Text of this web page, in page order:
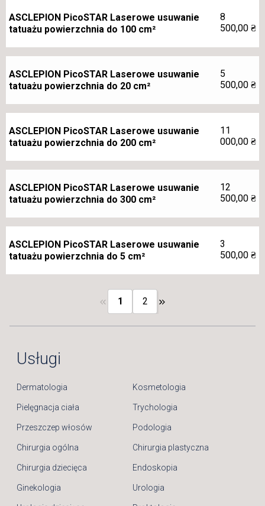
ASCLEPION PicoSTAR Laserowe usuwanie
tatuażu powierzchnia do 100 cm²
8
500,00 ₴
ASCLEPION PicoSTAR Laserowe usuwanie
tatuażu powierzchnia do 20 cm²
5
500,00 ₴
ASCLEPION PicoSTAR Laserowe usuwanie
tatuażu powierzchnia do 200 cm²
11
000,00 ₴
ASCLEPION PicoSTAR Laserowe usuwanie
tatuażu powierzchnia do 300 cm²
12
500,00 ₴
ASCLEPION PicoSTAR Laserowe usuwanie
tatuażu powierzchnia do 5 cm²
3
500,00 ₴
1 2
Usługi
Dermatologia Kosmetologia
Pielęgnacja ciała Trychologia
Przeszczep włosów Podologia
Chirurgia ogólna Chirurgia plastyczna
Chirurgia dziecięca Endoskopia
Ginekologia Urologia